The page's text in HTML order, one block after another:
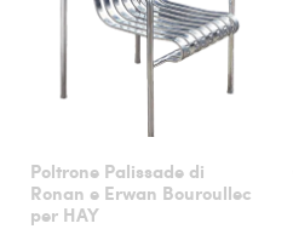
Poltrone Palissade di
Ronan e Erwan Bouroullec
per HAY